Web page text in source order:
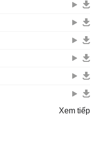
Xem tiếp